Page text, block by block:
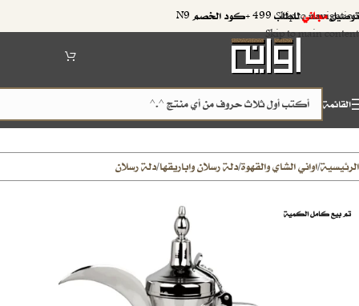
Skip to navigation
Skip to main content
توصيلمجانيللطلب 499 +كود الخصم N9
القائمة
الرئيسية/اواني الشاي والقهوة/دلة رسلان واباريقها/دلة رسلان
تم بيع كامل الكمية